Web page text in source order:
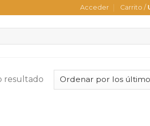
Acceder Carrito /
resultado